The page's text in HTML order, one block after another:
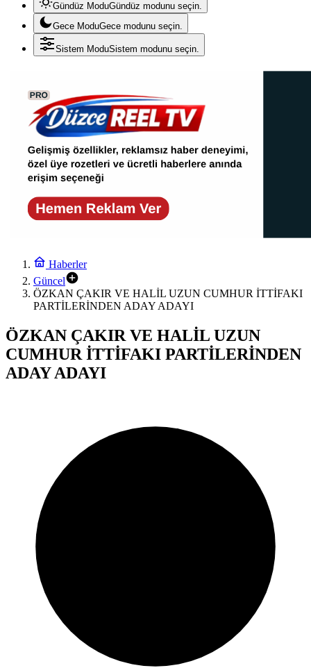
Gündüz ModuGündüz modunu seçin.
Gece ModuGece modunu seçin.
Sistem ModuSistem modunu seçin.
Haberler
Güncel
ÖZKAN ÇAKIR VE HALİL UZUN CUMHUR İTTİFAKI
PARTİLERİNDEN ADAY ADAYI
ÖZKAN ÇAKIR VE HALİL UZUN
CUMHUR İTTİFAKI PARTİLERİNDEN
ADAY ADAYI